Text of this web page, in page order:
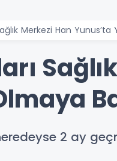
Merkezi Han
2 ay